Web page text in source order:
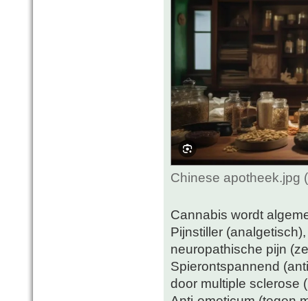
Chinese apotheek.jpg
Cannabis wordt
Pijnstiller
neuropathische pijn
Spierontspannend
door multiple sclerose